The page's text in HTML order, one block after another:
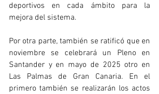
deportivos en cada ámbito para la
mejora del sistema.
Por otra parte, también se ratificó que en
noviembre se celebrará un Pleno en
Santander y en mayo de 2025 otro en
Las Palmas de Gran Canaria. En el
primero también se realizarán los actos